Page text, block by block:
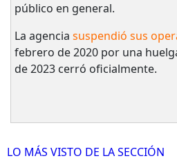
público en general.
La agencia suspendió sus
febrero de 2020 por una
de 2023 cerró oficialmente.
LO MÁS VISTO DE LA SECCIÓN